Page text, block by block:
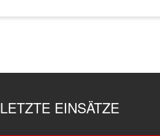
LETZTE EINSÄTZE